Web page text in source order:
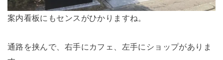
案内看板にもセンスがひかりますね。
通路を挟んで、右手にカフェ、左手にショップがありま